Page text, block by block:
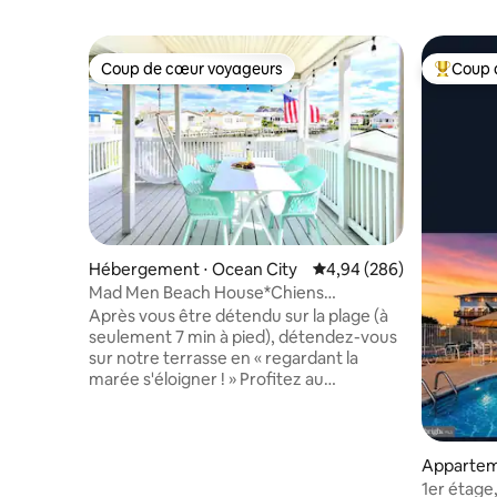
Coup de cœur voyageurs
Coup de cœur voyageurs
Hébergement ⋅ Ocean City Évaluation moyenne
4,94 (286)
Mad Men Beach House*Chiens
bienvenus*7 min à pied de la mer*FILMS
EN PLEIN AIR*Quai privé*ESPACE DE
TRAVAIL*NOUVEAU LIT BÉBÉ
Après vous être détendu sur la plage (à
seulement 7 min à pied), détendez-vous
sur notre terrasse en « regardant la
marée s'éloigner ! » Profitez au
Coups
Coup
⋅ Ocean
1er